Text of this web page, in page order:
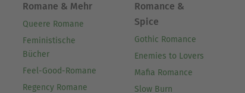
Romane & Mehr
Queere Romane
Feministische
Bücher
Feel-Good-Romane
Regency Romane
Romance &
Spice
Gothic Romance
Enemies to Lovers
Mafia Romance
Slow Burn